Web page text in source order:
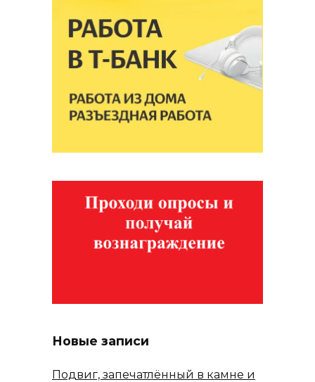
Новые записи
Подвиг, запечатлённый в камне и